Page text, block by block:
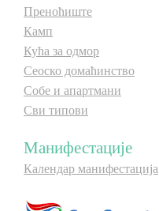
Преноћиште
Камп
Кућа за одмор
Сеоско домаћинство
Собе и апартмани
Сви типови
Манифестације
Календар манифестација